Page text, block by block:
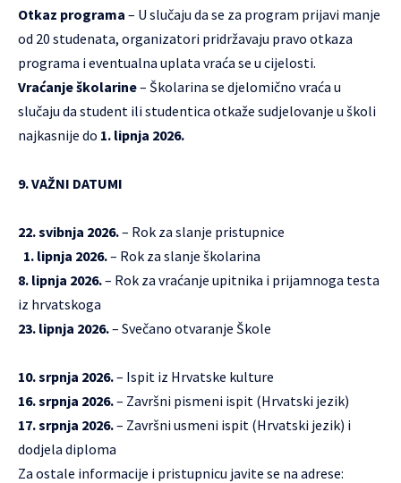
Otkaz programa – U slučaju da se za program prijavi manje
od 20 studenata, organizatori pridržavaju pravo otkaza
programa i eventualna uplata vraća se u cijelosti.
Vraćanje školarine– Školarina se djelomično vraća u
slučaju da student ili studentica otkaže sudjelovanje u školi
najkasnije do 1. lipnja 2026.
9. VAŽNI DATUMI
22. svibnja 2026.– Rok za slanje pristupnice
1. lipnja 2026.– Rok za slanje školarina
8. lipnja 2026.– Rok za vraćanje upitnika i prijamnoga testa
iz hrvatskoga
23. lipnja 2026.– Svečano otvaranje Škole
10. srpnja 2026.– Ispit iz Hrvatske kulture
16. srpnja 2026.– Završni pismeni ispit (Hrvatski jezik)
17. srpnja 2026.– Završni usmeni ispit (Hrvatski jezik) i
dodjela diploma
Za ostale informacije i pristupnicu javite se na adrese: